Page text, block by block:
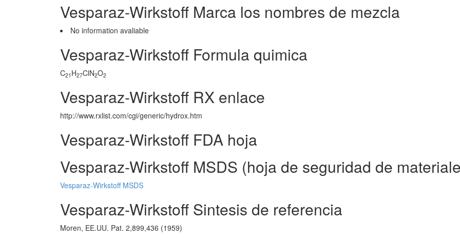
Vesparaz-Wirkstoff Marca los nombres de mezcla
No information avaliable
Vesparaz-Wirkstoff Formula quimica
C21 H27ClN2O2
Vesparaz-Wirkstoff RX enlace
http://www.rxlist.com/cgi/generic/hydrox.htm
Vesparaz-Wirkstoff FDA hoja
Vesparaz-Wirkstoff MSDS (hoja de seguridad de
Vesparaz-Wirkstoff MSDS
Vesparaz-Wirkstoff Sintesis de referencia
Moren, EE.UU. Pat. 2,899,436 (1959)